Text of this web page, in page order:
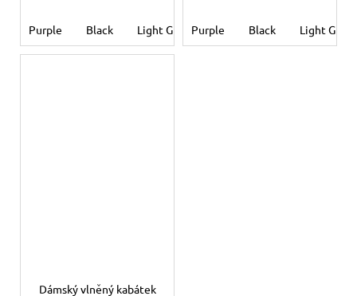
Purple Black Light Grey Light mauve Light mint
Purple Black Light Grey
Dámský vlněný kabátek